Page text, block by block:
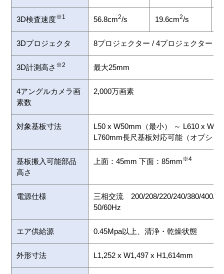
3D検査速度※1 56.8cm2/s 19.6cm2/s
3Dプロジェクタ 8プロジェクター / 4プロジェクター
3D計測高さ ※2 最大25mm
4アングルカメラ画
素数
2,000万画素
対象基板寸法
L50 x W50mm（最小） ～ L610 x
L760mm長尺基板対応可能（オプショ
基板搬入可能部品
高さ
上面：45mm 下面：85mm※4
電源仕様
三相交流 200/208/220/240/380/400/
50/60Hz
エア供給源 0.45Mpa以上、清浄・乾燥状態
外形寸法 L1,252 x W1,497 x H1,614mm